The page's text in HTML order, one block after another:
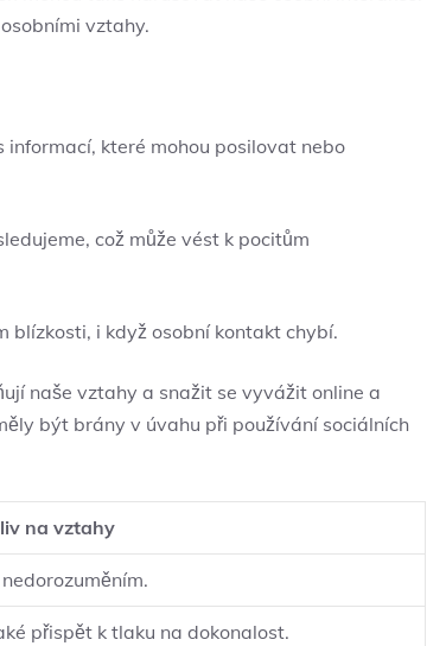
vztahy.
informací, které mohou posilovat⁢ nebo
což může vést k pocitům
blízkosti,⁤ i ​když osobní kontakt chybí.
‍naše vztahy a snažit se‍ vyvážit online a
být brány ‍v úvahu při používání sociálních
na vztahy
přispět k tlaku‌ na dokonalost.